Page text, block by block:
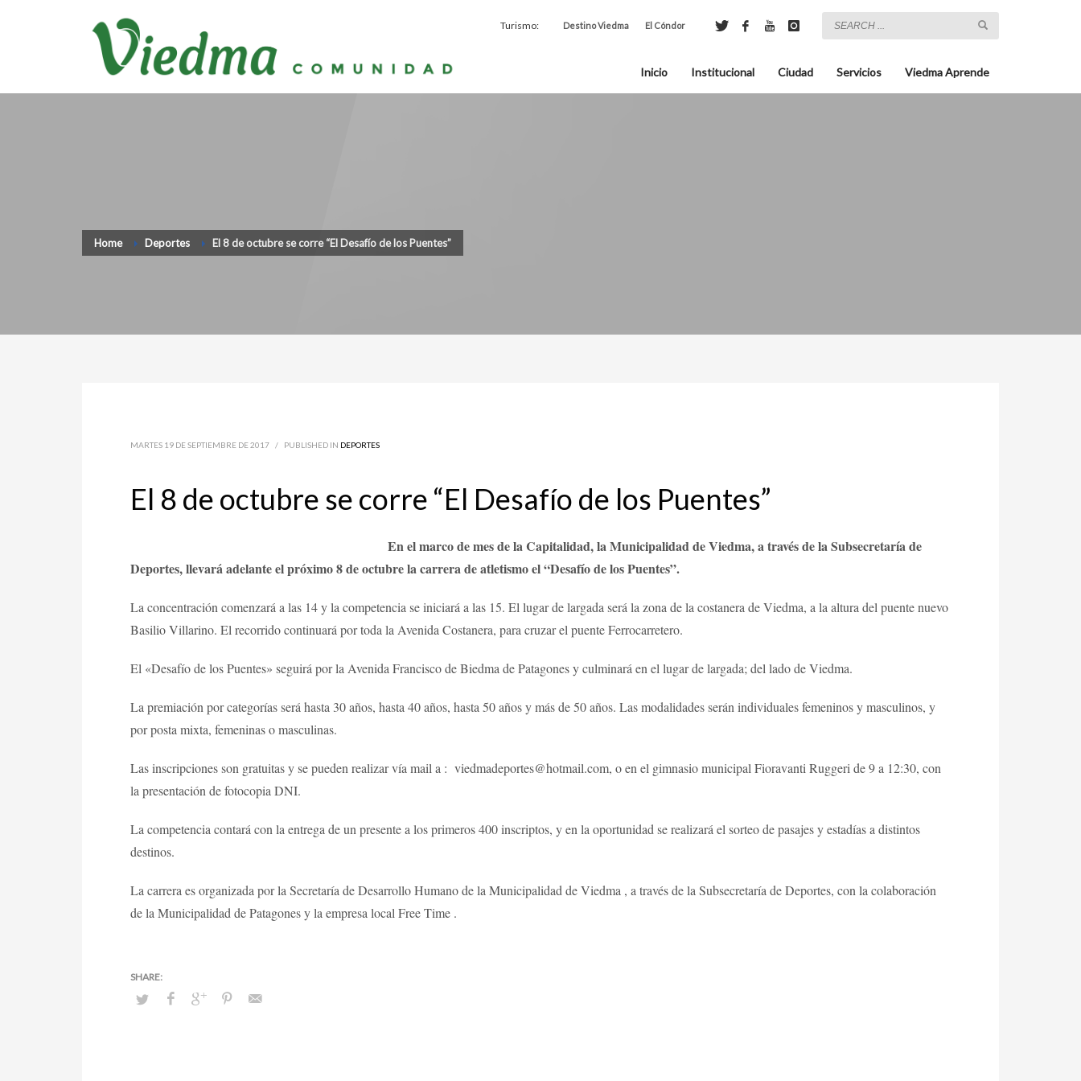
Turismo: Destino Viedma El Cóndor
Inicio Institucional Ciudad Servicios Viedma Aprende
Home Deportes El 8 de octubre se corre “El Desafío de los Puentes”
MARTES 19 DE SEPTIEMBRE DE 2017 / PUBLISHED IN DEPORTES
El 8 de octubre se corre “El Desafío de los Puentes”
En el marco de mes de la Capitalidad, la Municipalidad de Viedma, a través de la Subsecretaría de
Deportes, llevará adelante el próximo 8 de octubre la carrera de atletismo el “Desafío de los Puentes”.
La concentración comenzará a las 14 y la competencia se iniciará a las 15. El lugar de largada será la zona de la costanera de Viedma, a la altura del puente nuevo
Basilio Villarino. El recorrido continuará por toda la Avenida Costanera, para cruzar el puente Ferrocarretero.
El «Desafío de los Puentes» seguirá por la Avenida Francisco de Biedma de Patagones y culminará en el lugar de largada; del lado de Viedma.
La premiación por categorías será hasta 30 años, hasta 40 años, hasta 50 años y más de 50 años. Las modalidades serán individuales femeninos y masculinos, y
por posta mixta, femeninas o masculinas.
Las inscripciones son gratuitas y se pueden realizar vía mail a : viedmadeportes@hotmail.com, o en el gimnasio municipal Fioravanti Ruggeri de 9 a 12:30, con
la presentación de fotocopia DNI.
La competencia contará con la entrega de un presente a los primeros 400 inscriptos, y en la oportunidad se realizará el sorteo de pasajes y estadías a distintos
destinos.
La carrera es organizada por la Secretaría de Desarrollo Humano de la Municipalidad de Viedma , a través de la Subsecretaría de Deportes, con la colaboración
de la Municipalidad de Patagones y la empresa local Free Time .